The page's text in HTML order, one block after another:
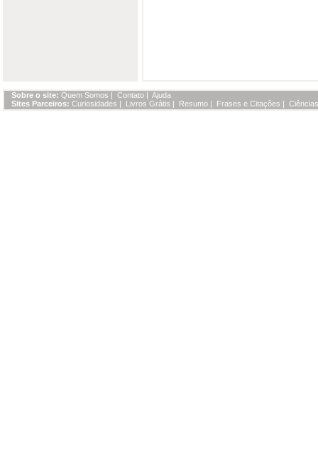
Sobre o site: Quem Somos | Contato | Ajuda
Sites Parceiros: Curiosidades | Livros Grátis | Resumo | Frases e Citações |